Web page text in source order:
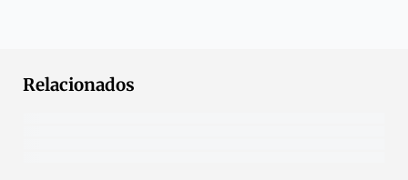
Relacionados